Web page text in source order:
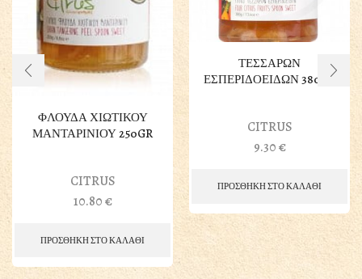
ΦΛΟΥΔΑ ΧΙΩΤΙΚΟΥ
ΜΑΝΤΑΡΙΝΙΟΥ 250GR
CITRUS
10.80€
ΠΡΟΣΘΗΚΗ ΣΤΟ ΚΑΛΑΘΙ
ΤΕΣΣΑΡΩΝ
ΕΣΠΕΡΙΔΟΕΙΔΩΝ 380GR
CITRUS
9.30€
ΠΡΟΣΘΗΚΗ ΣΤΟ ΚΑΛΑΘΙ